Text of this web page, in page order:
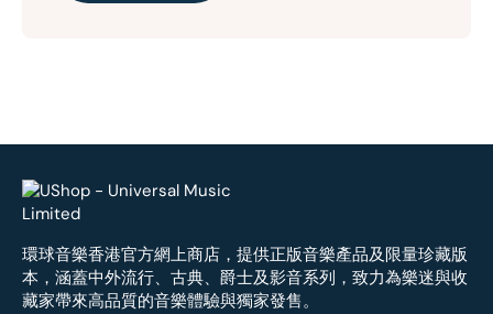
環球音樂香港官方網上商店，提供正版音樂產品及限量珍藏版
本，涵蓋中外流行、古典、爵士及影音系列，致力為樂迷與收
藏家帶來高品質的音樂體驗與獨家發售。